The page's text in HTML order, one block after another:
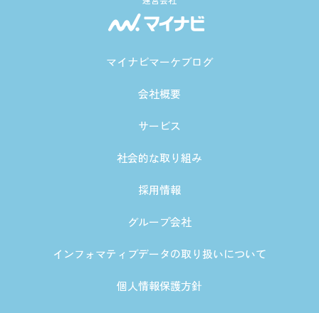
マイナビマーケブログ
会社概要
サービス
社会的な取り組み
採用情報
グループ会社
インフォマティブデータの取り扱いについて
個人情報保護方針